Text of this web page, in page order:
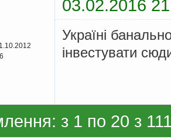
03.02.2016
Україні
інвестувати
з 1 по 20 з